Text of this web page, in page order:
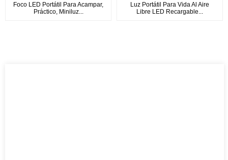
Foco LED Portátil Para Acampar,
Práctico, Miniluz...
Luz Portátil Para Vida Al Aire
Libre LED Recargable...